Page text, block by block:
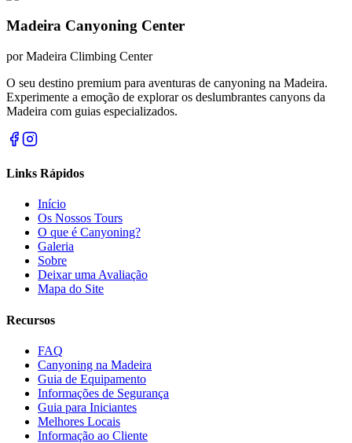
Madeira Canyoning Center
porMadeira Climbing Center
O seu destino premium para aventuras de canyoning na Madeira.
Experimente a emoção de explorar os deslumbrantes canyons da
Madeira com guias especializados.
Links Rápidos
Início
Os Nossos Tours
O que é Canyoning?
Galeria
Sobre
Deixar uma Avaliação
Mapa do Site
Recursos
FAQ
Canyoning na Madeira
Guia de Equipamento
Informações de Segurança
Guia para Iniciantes
Melhores Locais
Informação ao Cliente